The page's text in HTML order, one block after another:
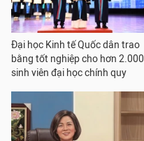
Đại học Kinh tế Quốc dân trao
bằng tốt nghiệp cho hơn 2.000
sinh viên đại học chính quy